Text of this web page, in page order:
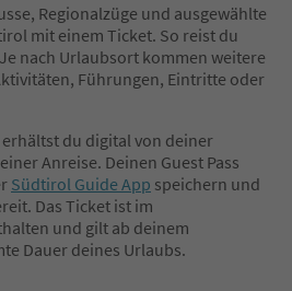
Regionalzüge und ausgewählte
mit einem Ticket. So reist du
nach Urlaubsort kommen weitere
Führungen, Eintritte oder
erhältst du digital von deiner
Anreise. Deinen Guest Pass
Südtirol Guide App speichern und
Das Ticket ist im
und gilt ab deinem
Dauer deines Urlaubs.